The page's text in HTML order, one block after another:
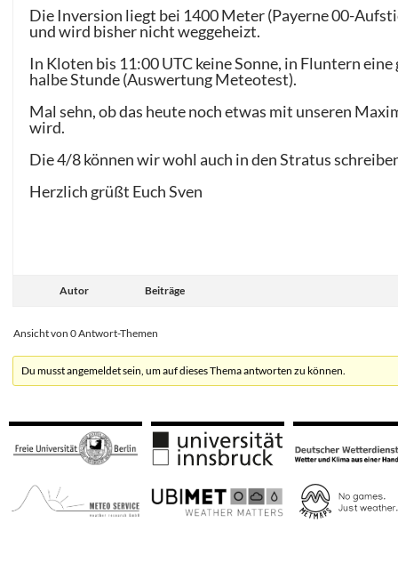
Die Inversion liegt bei 1400 Meter (Payerne 00-
und wird bisher nicht weggeheizt.
In Kloten bis 11:00 UTC keine Sonne, in Fluntern eine
halbe Stunde (Auswertung Meteotest).
Mal sehn, ob das heute noch etwas mit unseren
wird.
Die 4/8 können wir wohl auch in den Stratus
Herzlich grüßt Euch Sven
Autor Beiträge
Ansicht von 0 Antwort-Themen
Du musst angemeldet sein, um auf dieses Thema antworten zu können.